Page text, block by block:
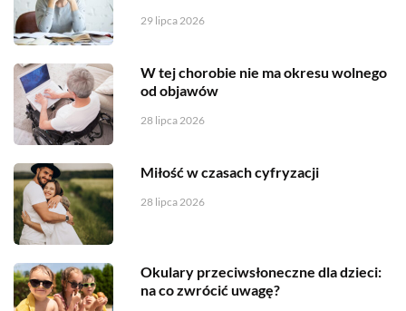
29 lipca 2026
W tej chorobie nie ma okresu wolnego
od objawów
28 lipca 2026
Miłość w czasach cyfryzacji
28 lipca 2026
Okulary przeciwsłoneczne dla dzieci:
na co zwrócić uwagę?